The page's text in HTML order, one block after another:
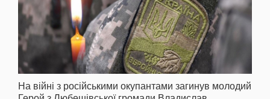
На війні з російськими окупантами загинув молодий